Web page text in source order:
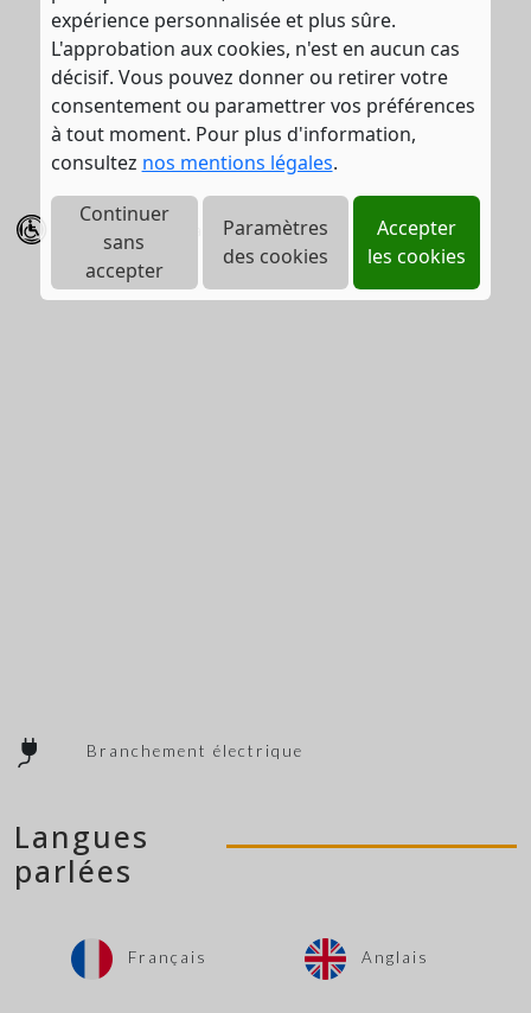
expérience personnalisée et plus sûre.
L'approbation aux cookies, n'est en aucun cas
décisif. Vous pouvez donner ou retirer votre
consentement ou paramettrer vos préférences
à tout moment. Pour plus d'information,
consultez nos mentions légales.
Continuer
sans
accepter
Paramètres
des cookies
Accepter
les cookies
Branchement électrique
Langues
parlées
Français Anglais